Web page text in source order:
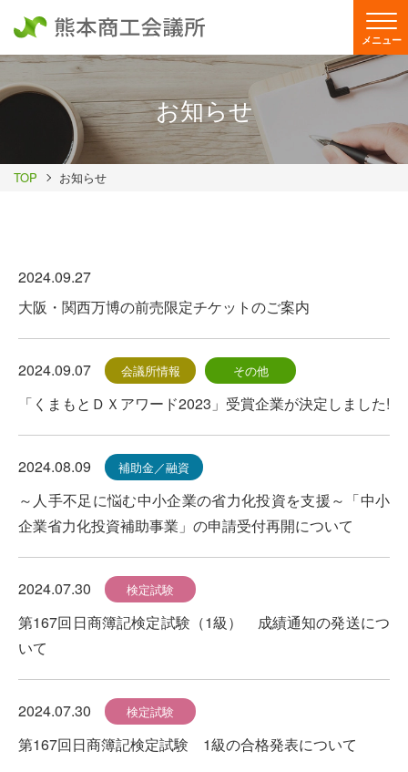
メニュー
お知らせ
TOP お知らせ
2024.09.27
大阪・関西万博の前売限定チケットのご案内
2024.09.07 会議所情報 その他
「くまもとＤＸアワード2023」受賞企業が決定しました!
2024.08.09 補助金／融資
～人手不足に悩む中小企業の省力化投資を支援～「中小
企業省力化投資補助事業」の申請受付再開について
2024.07.30 検定試験
第167回日商簿記検定試験（1級） 成績通知の発送につ
いて
2024.07.30 検定試験
第167回日商簿記検定試験 1級の合格発表について